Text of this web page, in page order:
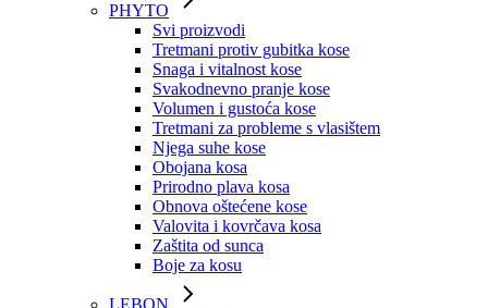
PHYTO
Svi proizvodi
Tretmani protiv gubitka kose
Snaga i vitalnost kose
Svakodnevno pranje kose
Volumen i gustoća kose
Tretmani za probleme s vlasištem
Njega suhe kose
Obojana kosa
Prirodno plava kosa
Obnova oštećene kose
Valovita i kovrčava kosa
Zaštita od sunca
Boje za kosu
LEBON